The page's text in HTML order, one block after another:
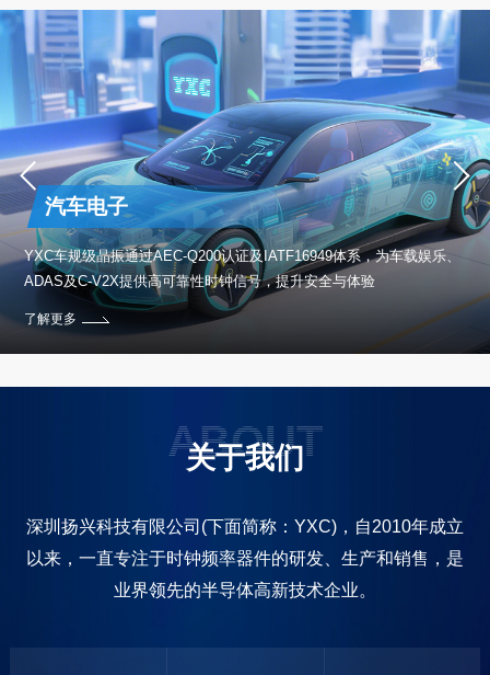
汽车电子
YXC车规级晶振通过AEC-Q200认证及IATF16949体系，为车载娱乐、
ADAS及C-V2X提供高可靠性时钟信号，提升安全与体验
了解更多
ABOUT
关于我们
深圳扬兴科技有限公司(下面简称：YXC)，自2010年成立
以来，一直专注于时钟频率器件的研发、生产和销售，是
业界领先的半导体高新技术企业。